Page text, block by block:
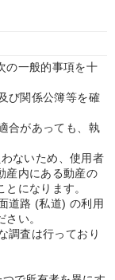
の一般的事項を十
び関係公簿等を確
合があっても、執
ないため、使用者
産内にある動産の
になります。
道路 (私道) の利用
い。
調査は行っており